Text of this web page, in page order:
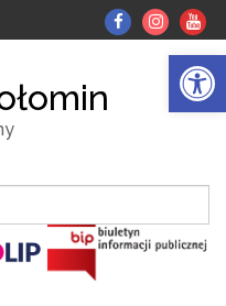
Otwórz pasek narzędzi
fb